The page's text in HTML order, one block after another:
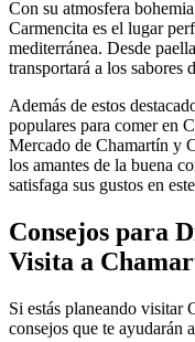
Con su atmosfera
Carmencita es el lugar
mediterránea. Desde
transportará a los sabores
Además de estos
populares para comer en
Mercado de Chamartín y
los amantes de la buena
satisfaga sus gustos en
Consejos para
Visita a
Si estás planeando visitar
consejos que te ayudarán